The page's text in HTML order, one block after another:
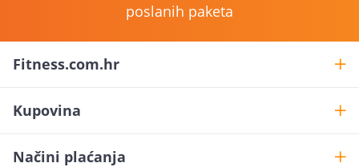
poslanih paketa
Fitness.com.hr
Kupovina
Načini plaćanja